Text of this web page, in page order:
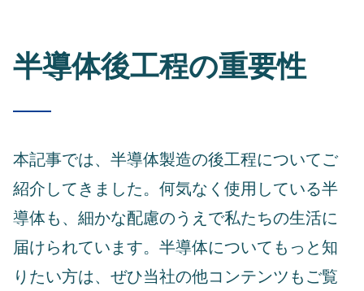
半導体後工程の重要性
本記事では、半導体製造の後工程についてご
紹介してきました。何気なく使用している半
導体も、細かな配慮のうえで私たちの生活に
届けられています。半導体についてもっと知
りたい方は、ぜひ当社の他コンテンツもご覧